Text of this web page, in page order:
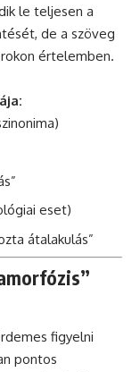
le teljesen a
de a szöveg
értelemben.
eset)
átalakulás”
figyelni
pontos